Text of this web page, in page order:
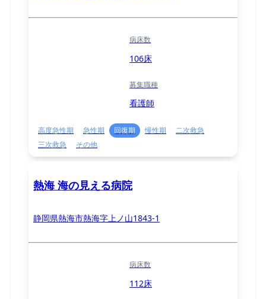
病床数
106床
募集職種
看護師
高度急性期 急性期 回復期 慢性期
二次救急
三次救急
その他
熱海 海の見える病院
静岡県熱海市熱海字上ノ山1843-1
病床数
112床